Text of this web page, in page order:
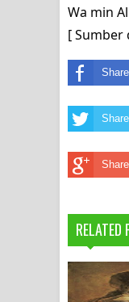
Wa min
[ Sumber
RELATED